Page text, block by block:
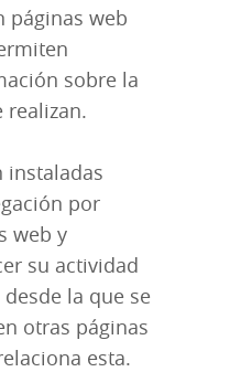
páginas web
sobre la
realizan.
instaladas
por
web y
su actividad
la que se
otras páginas
esta.